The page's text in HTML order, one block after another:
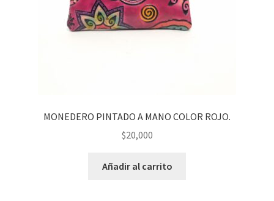
MONEDERO PINTADO A MANO COLOR ROJO.
$20,000
Añadir al carrito